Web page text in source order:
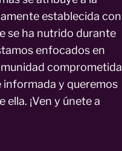
establecida con
se ha nutrido durante
enfocados en
comprometida
y queremos
ella. ¡Ven y únete a